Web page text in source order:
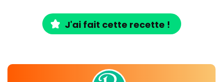
J'ai fait cette recette !